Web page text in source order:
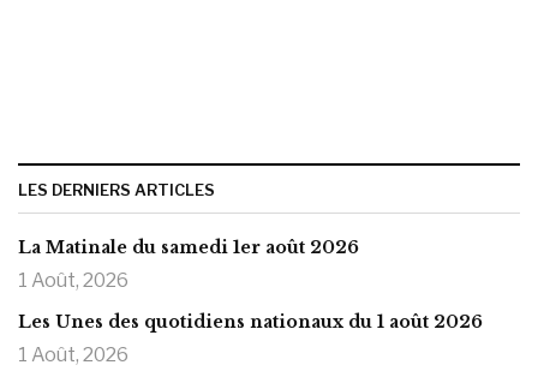
LES DERNIERS ARTICLES
La Matinale du samedi 1er août 2026
1 Août, 2026
Les Unes des quotidiens nationaux du 1 août 2026
1 Août, 2026